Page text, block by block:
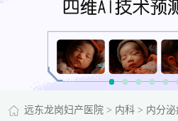
远东龙岗妇产医院> 内科> 内分